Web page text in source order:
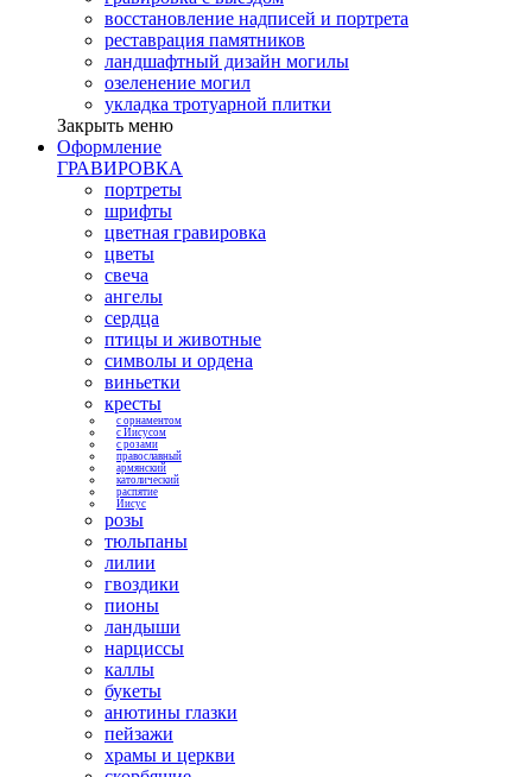
восстановление надписей и портрета
реставрация памятников
ландшафтный дизайн могилы
озеленение могил
укладка тротуарной плитки
Закрыть меню
Оформление
ГРАВИРОВКА
портреты
шрифты
цветная гравировка
цветы
свеча
ангелы
сердца
птицы и животные
символы и ордена
виньетки
кресты
с орнаментом
с Иисусом
с розами
православный
армянский
католический
распятие
Иисус
розы
тюльпаны
лилии
гвоздики
пионы
ландыши
нарциссы
каллы
букеты
анютины глазки
пейзажи
храмы и церкви